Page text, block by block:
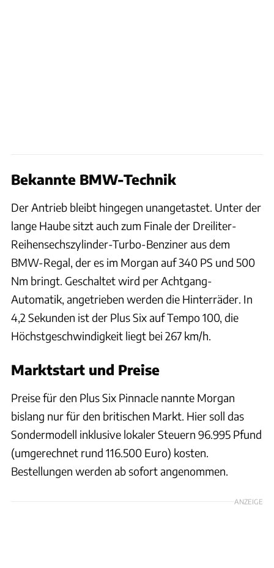
Bekannte BMW-Technik
Der Antrieb bleibt hingegen unangetastet. Unter der
lange Haube sitzt auch zum Finale der Dreiliter-
Reihensechszylinder-Turbo-Benziner aus dem
BMW-Regal, der es im Morgan auf 340 PS und 500
Nm bringt. Geschaltet wird per Achtgang-
Automatik, angetrieben werden die Hinterräder. In
4,2 Sekunden ist der Plus Six auf Tempo 100, die
Höchstgeschwindigkeit liegt bei 267 km/h.
Marktstart und Preise
Preise für den Plus Six Pinnacle nannte Morgan
bislang nur für den britischen Markt. Hier soll das
Sondermodell inklusive lokaler Steuern 96.995 Pfund
(umgerechnet rund 116.500 Euro) kosten.
Bestellungen werden ab sofort angenommen.
ANZEIGE